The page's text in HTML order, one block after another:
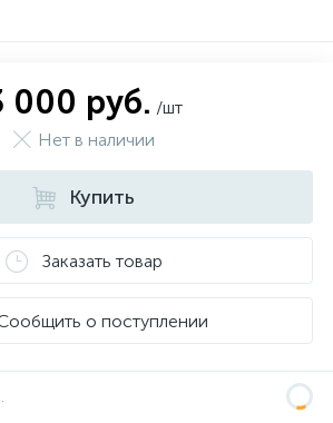
000 руб. /шт
Нет в наличии
Купить
Заказать товар
о поступлении